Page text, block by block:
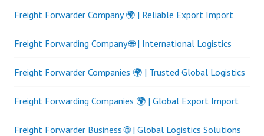
Freight Forwarder Company 🌍 | Reliable Export Import
Freight Forwarding Company 🌐 | International Logistics
Freight Forwarder Companies 🌍 | Trusted Global Logistics
Freight Forwarding Companies 🌍 | Global Export Import
Freight Forwarder Business 🌐 | Global Logistics Solutions